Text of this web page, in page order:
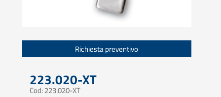
Richiesta preventivo
223.020-XT
Cod: 223.020-XT